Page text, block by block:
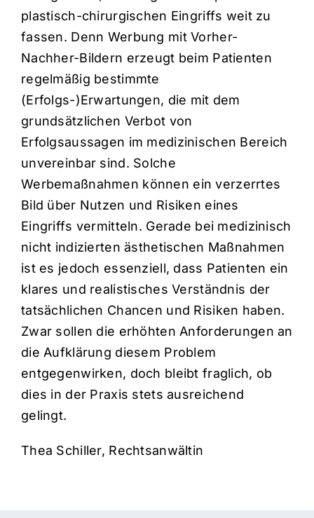
plastisch-chirurgischen Eingriffs weit zu
fassen. Denn Werbung mit Vorher-
Nachher-Bildern erzeugt beim Patienten
regelmäßig bestimmte
(Erfolgs-)Erwartungen, die mit dem
grundsätzlichen Verbot von
Erfolgsaussagen im medizinischen Bereich
unvereinbar sind. Solche
Werbemaßnahmen können ein verzerrtes
Bild über Nutzen und Risiken eines
Eingriffs vermitteln. Gerade bei medizinisch
nicht indizierten ästhetischen Maßnahmen
ist es jedoch essenziell, dass Patienten ein
klares und realistisches Verständnis der
tatsächlichen Chancen und Risiken haben.
Zwar sollen die erhöhten Anforderungen an
die Aufklärung diesem Problem
entgegenwirken, doch bleibt fraglich, ob
dies in der Praxis stets ausreichend
gelingt.
Thea Schiller, Rechtsanwältin